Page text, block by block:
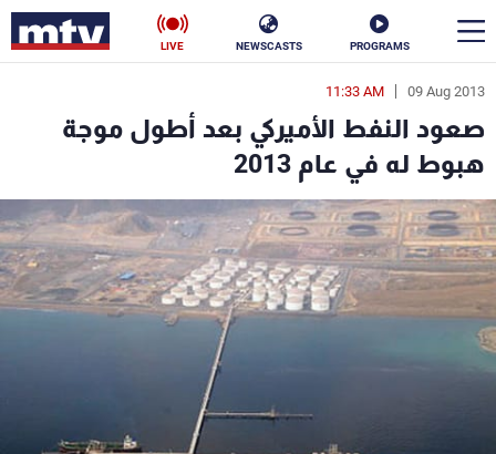
PROGRAMS
NEWSCASTS
LIVE
09 Aug 2013
11:33 AM
صعود النفط الأميركي بعد أطول موجة
هبوط له في عام 2013
en
الأخبار
سياسة ناس
إقتصاد فن
منوعات رياضة
كأس العالم